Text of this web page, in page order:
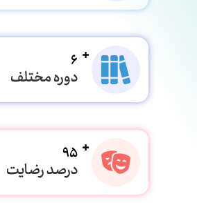
6
دوره مختلف
95
درصد رضایت